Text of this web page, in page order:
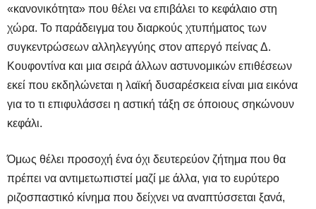
«κανονικότητα» που θέλει να επιβάλει το κεφάλαιο στη
χώρα. Το παράδειγμα του διαρκούς χτυπήματος των
συγκεντρώσεων αλληλεγγύης στον απεργό πείνας Δ.
Κουφοντίνα και μια σειρά άλλων αστυνομικών επιθέσεων
εκεί που εκδηλώνεται η λαϊκή δυσαρέσκεια είναι μια εικόνα
για το τι επιφυλάσσει η αστική τάξη σε όποιους σηκώνουν
κεφάλι.
Όμως θέλει προσοχή ένα όχι δευτερεύον ζήτημα που θα
πρέπει να αντιμετωπιστεί μαζί με άλλα, για το ευρύτερο
ριζοσπαστικό κίνημα που δείχνει να αναπτύσσεται ξανά,